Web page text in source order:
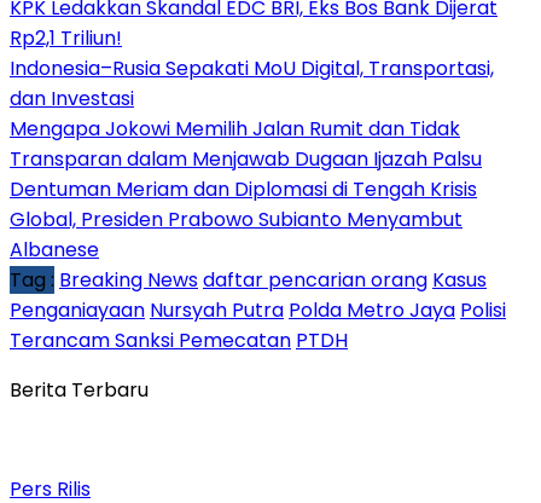
KPK Ledakkan Skandal EDC BRI, Eks Bos Bank Dijerat
Rp2,1 Triliun!
Indonesia–Rusia Sepakati MoU Digital, Transportasi,
dan Investasi
Mengapa Jokowi Memilih Jalan Rumit dan Tidak
Transparan dalam Menjawab Dugaan Ijazah Palsu
Dentuman Meriam dan Diplomasi di Tengah Krisis
Global, Presiden Prabowo Subianto Menyambut
Albanese
Tag : Breaking Newsdaftar pencarian orang Kasus
Penganiayaan Nursyah Putra Polda Metro Jaya Polisi
Terancam Sanksi Pemecatan PTDH
Berita Terbaru
Pers Rilis